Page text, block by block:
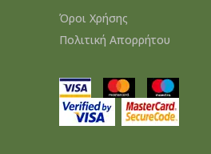
Όροι Χρήσης
Πολιτική Απορρήτου